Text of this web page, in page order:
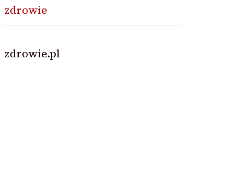
zdrowie
zdrowie.pl